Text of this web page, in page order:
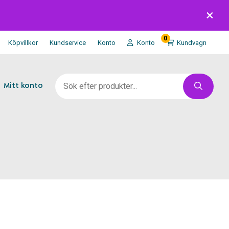
Köpvillkor Kundservice Konto Konto Kundvagn
0
Mitt konto